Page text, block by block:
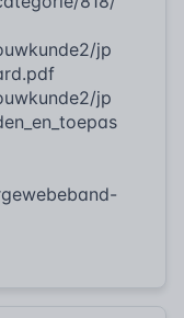
jp
jp